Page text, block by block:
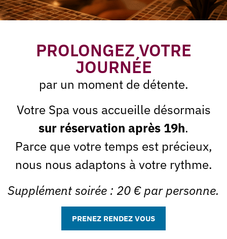
PRENEZ RENDEZ-VOUS
Ne manquez plus nos offres
du moment
PROLONGEZ VOTRE
JOURNÉE
par un moment de détente.
Votre Spa vous accueille désormais
sur réservation après 19h.
Parce que votre temps est précieux,
nous nous adaptons à votre rythme.
Supplément soirée : 20 € par personne.
PRENEZ RENDEZ VOUS